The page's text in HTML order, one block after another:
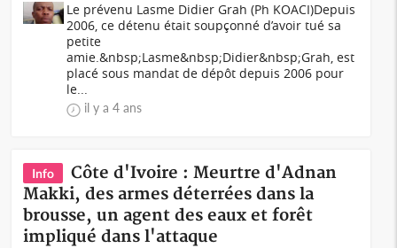
Le prévenu Lasme Didier Grah (Ph KOACI)Depuis
2006, ce détenu était soupçonné d’avoir tué sa
petite
amie.&nbsp;Lasme&nbsp;Didier&nbsp;Grah, est
placé sous mandat de dépôt depuis 2006 pour
le...
il y a 4 ans
Info
Côte d'Ivoire : Meurtre d'Adnan
Makki, des armes déterrées dans la
brousse, un agent des eaux et forêt
impliqué dans l'attaque